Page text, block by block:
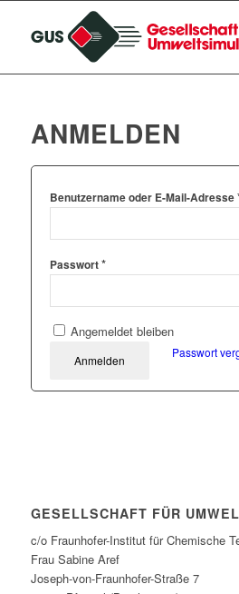
ANMELDEN
Benutzername oder E-Mail-Adresse
Passwort*
Angemeldet bleiben
Anmelden
Passwort
GESELLSCHAFT FÜR
c/o Fraunhofer-Institut für Chemische
Frau Sabine Aref
Joseph-von-Fraunhofer-Straße 7